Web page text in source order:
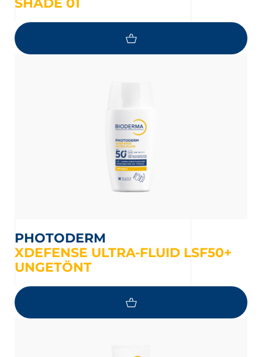
SHADE 01
PHOTODERM
XDEFENSE ULTRA-FLUID LSF50+
UNGETÖNT